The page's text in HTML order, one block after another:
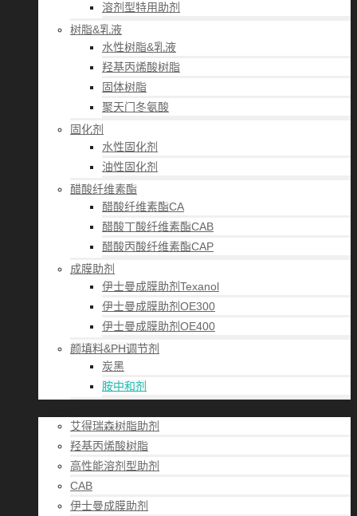
溶剂型特用助剂
树脂&乳液
水性树脂&乳液
羟基丙烯酸树脂
固体树脂
聚天门冬氨酸
固化剂
水性固化剂
油性固化剂
醋酸纤维素酯
醋酸纤维素酯CA
醋酸丁酸纤维素酯CAB
醋酸丙酸纤维素酯CAP
成膜助剂
伊士曼成膜助剂Texanol
伊士曼成膜助剂OE300
伊士曼成膜助剂OE400
颜填料&PH调节剂
炭黑
胺中和剂
艾得瑞森树脂助剂
羟基丙烯酸树脂
高性能溶剂型助剂
CAB
伊士曼成膜助剂